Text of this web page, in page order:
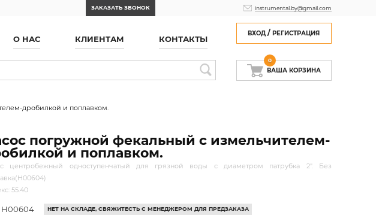
ЗАКАЗАТЬ ЗВОНОК instrumental.by@gmail.com
О НАС КЛИЕНТАМ КОНТАКТЫ
ВХОД /РЕГИСТРАЦИЯ
0
ВАША КОРЗИНА
дробилкой и поплавком.
погружной фекальный с измельчителем-
и поплавком.
центробежный одноступенчатый для грязной воды с диаметром патрубка 2". Без
55.40
H00604 НЕТ НА СКЛАДЕ, СВЯЖИТЕСТЬ С МЕНЕДЖЕРОМ ДЛЯ ПРЕДЗАКАЗА